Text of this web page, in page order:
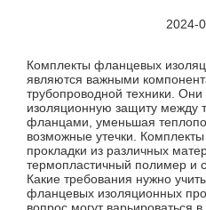
2024-
Комплекты фланцевых
являются важными
трубопроводной техники.
изоляционную защиту между
фланцами, уменьшая
возможные утечки.
прокладки из различных
термопластичный полимер и
Какие требования нужно
фланцевых изоляционных